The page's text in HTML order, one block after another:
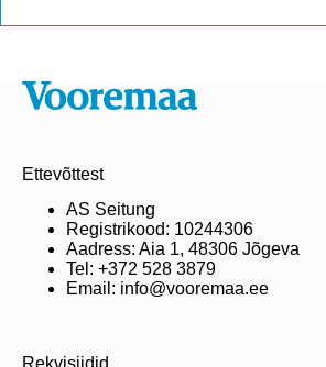
Ettevõttest
AS Seitung
Registrikood: 10244306
Aadress: Aia 1, 48306 Jõgeva
Tel: +372 528 3879
Email: info@vooremaa.ee